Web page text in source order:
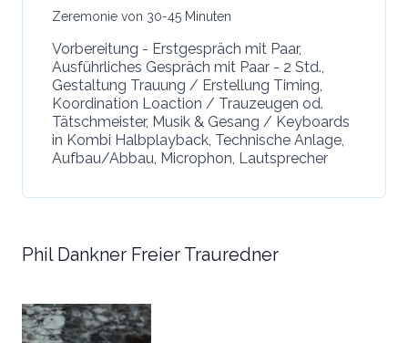
Zeremonie von 30-45 Minuten
Vorbereitung - Erstgespräch mit Paar,
Ausführliches Gespräch mit Paar - 2 Std.,
Gestaltung Trauung / Erstellung Timing,
Koordination Loaction / Trauzeugen od.
Tätschmeister, Musik & Gesang / Keyboards
in Kombi Halbplayback, Technische Anlage,
Aufbau/Abbau, Microphon, Lautsprecher
Phil Dankner Freier Trauredner